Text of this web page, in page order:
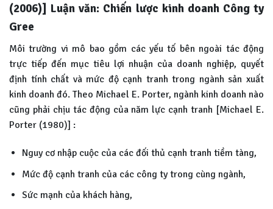
(2006)] Luận văn: Chiến lược kinh doanh Công ty
Gree
Môi trường vi mô bao gồm các yếu tố bên ngoài tác động
trực tiếp đến mục tiêu lợi nhuận của doanh nghiệp, quyết
định tính chất và mức độ cạnh tranh trong ngành sản xuất
kinh doanh đó. Theo Michael E. Porter, ngành kinh doanh nào
cũng phải chịu tác động của năm lực cạnh tranh [Michael E.
Porter (1980)] :
Nguy cơ nhập cuộc của các đối thủ cạnh tranh tiềm tàng,
Mức độ cạnh tranh của các công ty trong cùng ngành,
Sức mạnh của khách hàng,